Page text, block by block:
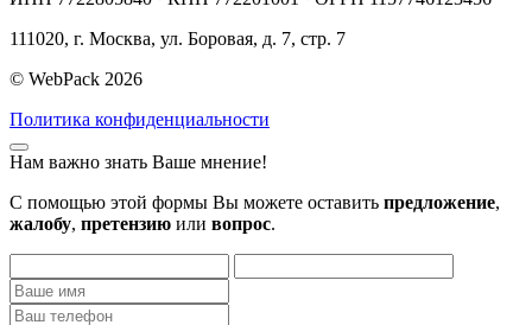
111020, г. Москва, ул. Боровая, д. 7, стр. 7
© WebPack 2026
Политика конфиденциальности
Нам важно знать Ваше мнение!
С помощью этой формы Вы можете оставить предложение,
жалобу, претензию или вопрос.